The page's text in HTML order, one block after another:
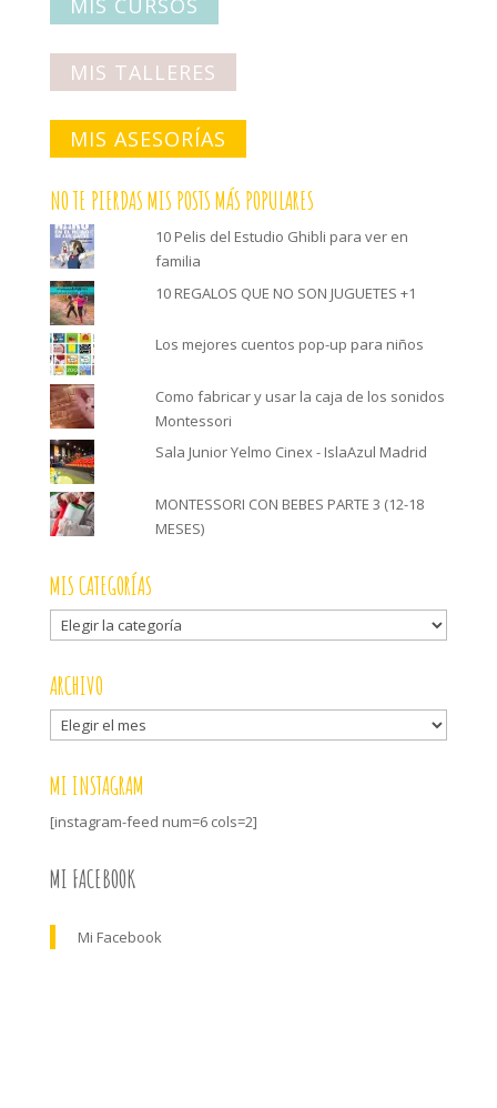
MIS CURSOS
MIS TALLERES
MIS ASESORÍAS
NO TE PIERDAS MIS POSTS MÁS POPULARES
10 Pelis del Estudio Ghibli para ver en
familia
10 REGALOS QUE NO SON JUGUETES +1
Los mejores cuentos pop-up para niños
Como fabricar y usar la caja de los sonidos
Montessori
Sala Junior Yelmo Cinex - IslaAzul Madrid
MONTESSORI CON BEBES PARTE 3 (12-18
MESES)
MIS CATEGORÍAS
Mis
categorías
ARCHIVO
Archivo
MI INSTAGRAM
[instagram-feed num=6 cols=2]
MI FACEBOOK
Mi Facebook